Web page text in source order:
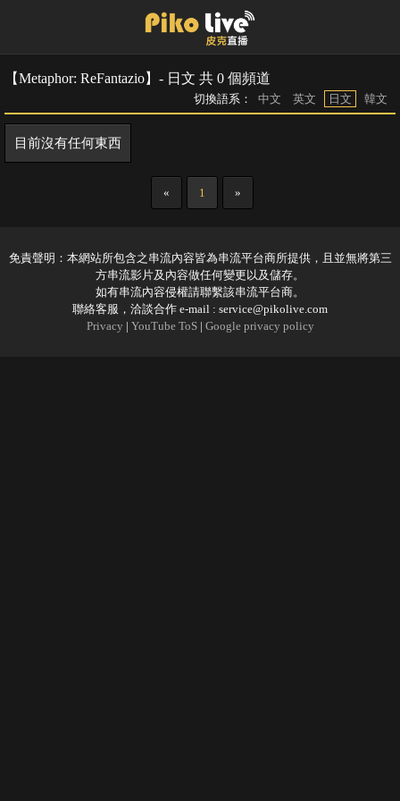
【Metaphor: ReFantazio】- 日文 共 0 個頻道
切換語系： 中文 英文 日文 韓文
目前沒有任何東西
« 1 »
免責聲明：本網站所包含之串流內容皆為串流平台商所提供，且並無將第三
方串流影片及內容做任何變更以及儲存。
如有串流內容侵權請聯繫該串流平台商。
聯絡客服，洽談合作 e-mail : service@pikolive.com
Privacy | YouTube ToS| Google privacy policy